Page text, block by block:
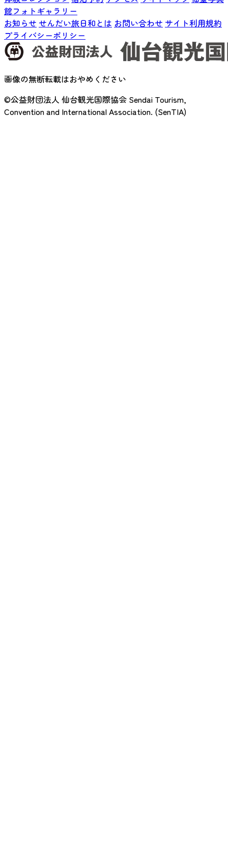
館フォトギャラリー
お知らせ せんだい旅日和とは お問い合わせ サイト利用規約
プライバシーポリシー
画像の無断転載はおやめください
©公益財団法人 仙台観光国際協会 Sendai Tourism,
Convention and International Association. (SenTIA)